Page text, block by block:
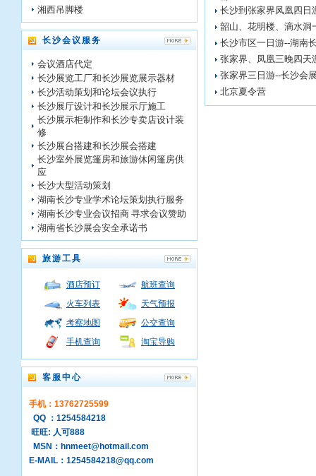
湘西吊脚楼
长沙会议服务
会议酒店代定
长沙展览工厂和长沙展览展示器材
长沙活动策划和论坛会议执行
长沙展厅设计和长沙展示厅施工
长沙展示柜制作和长沙专卖店设计装
修
长沙展台搭建和长沙展会搭建
长沙室外展览篷房和旅游休闲篷房供
应
长沙大型活动策划
湖南长沙专业学术论坛策划执行服务
湖南长沙专业会议招商 寻求会议赞助
湖南省长沙展会安全承诺书
旅游工具
酒店预订
航班查询
火车列表
天气预报
考察地图
公交查询
手机查询
淘宝导购
客服中心
手机：13762725599
QQ ：1254584218
旺旺: 人可888
MSN：hnmeet@hotmail.com
E-MAIL：1254584218@qq.com
长沙到张家界凤凰四日
韶山、花明楼、滴水洞
长沙市区一日游--湖南
张家界、凤凰三晚四天
张家界三日游--长沙会
北京夏令营